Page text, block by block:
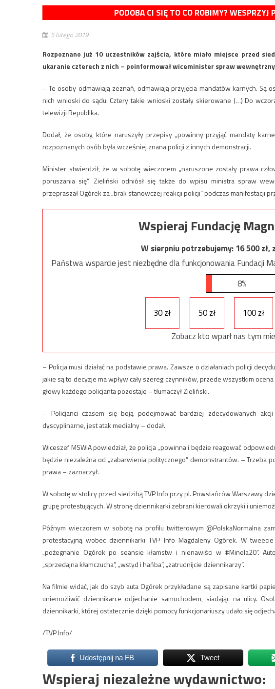
PODOBA CI SIĘ TO CO ROBIMY? WESPRZYJ
5 lutego 2019
Rozpoznano już 10 uczestników zajścia, które miało miejsce przed
ukaranie czterech z nich – poinformował wiceminister spraw
– Te osoby odmawiają zeznań, odmawiają przyjęcia mandatów karnych. Są
nich wnioski do sądu. Cztery takie wnioski zostały skierowane (…) Do
telewizji Republika.
Dodał, że osoby, które naruszyły przepisy „powinny przyjąć mandaty
rozpoznanych osób była wcześniej znana policji z innych demonstracji.
Minister stwierdził, że w sobotę wieczorem „naruszone zostały prawa
poruszania się”. Zieliński odniósł się także do wpisu ministra spraw
przepraszał Ogórek za „brak stanowczej reakcji policji” podczas manifestacji
Wspieraj Fundację
W sierpniu potrzebujemy:16 500zł,
Państwa wsparcie jest niezbędne dla funkcjonowania Fundacji
8%
30 zł 50 zł 100 zł
Zobacz kto wparł nas tym
– Policja musi działać na podstawie prawa. Zawsze o działaniach policji
jakie są to decyzje ma wpływ cały szereg czynników, przede wszystkim
głowy każdego policjanta pozostaje – tłumaczył Zieliński.
– Policjanci czasem się boją podejmować bardziej zdecydowanych
dyscyplinarne, jest atak medialny – dodał.
Wiceszef MSWiA powiedział, że policja „powinna i będzie reagować
będzie niezależna od „zabarwienia politycznego” demonstrantów. – Trzeba
prawa – zaznaczył.
W sobotę w stolicy przed siedzibą TVP Info przy pl. Powstańców Warszawy
grupę protestujących. W stronę dziennikarki zebrani kierowali okrzyki i
Późnym wieczorem w sobotę na profilu twitterowym @PolskaNormalna
protestacyjną wobec dziennikarki TVP Info Magdaleny Ogórek. W
„pożegnanie Ogórek po seansie kłamstw i nienawiści w #Minela20”.
„sprzedajna kłamczucha”, „wstyd i hańba”, „zatrudnijcie dziennikarzy”.
Na filmie widać, jak do szyb auta Ogórek przykładane są zapisane kartki
uniemożliwić dziennikarce odjechanie samochodem, siadając na ulicy.
dziennikarki, której ostatecznie dzięki pomocy funkcjonariuszy udało się
/TVP Info/
Udostępnij na FB Tweet
Wspieraj niezależne wydawnictwo: